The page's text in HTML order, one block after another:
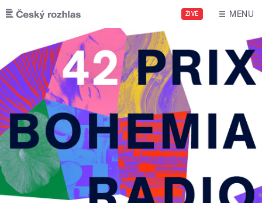
Přejít k hlavnímu obsahu
ŽIVĚ MENU